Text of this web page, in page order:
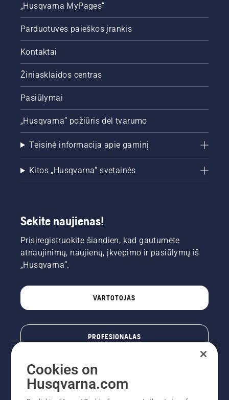
„Husqvarna MyPages“
Parduotuvės paieškos įrankis
Kontaktai
Žiniasklaidos centras
Pasiūlymai
„Husqvarna“ požiūris dėl tvarumo
Teisinė informacija apie gaminį
Kitos „Husqvarna“ svetainės
Sekite naujienas!
Prisiregistruokite šiandien, kad gautumėte
atnaujinimų, naujienų, įkvėpimo ir pasiūlymų iš
„Husqvarna“.
VARTOTOJAS
PROFESIONALAS
Cookies on
Husqvarna.com